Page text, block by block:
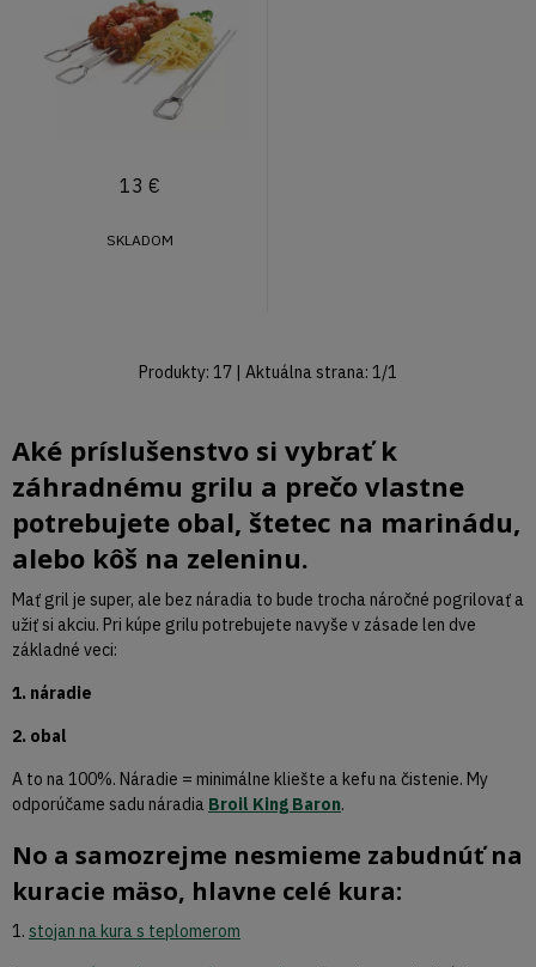
13 €
SKLADOM
Produkty: 17 | Aktuálna strana: 1/1
Aké príslušenstvo si vybrať k
záhradnému grilu a prečo vlastne
potrebujete obal, štetec na marinádu,
alebo kôš na zeleninu.
Mať gril je super, ale bez náradia to bude trocha náročné pogrilovať a
užiť si akciu. Pri kúpe grilu potrebujete navyše v zásade len dve
základné veci:
1. náradie
2. obal
A to na 100%. Náradie = minimálne kliešte a kefu na čistenie. My
odporúčame sadu náradia Broil King Baron.
No a samozrejme nesmieme zabudnúť na
kuracie mäso, hlavne celé kura:
1. stojan na kura s teplomerom